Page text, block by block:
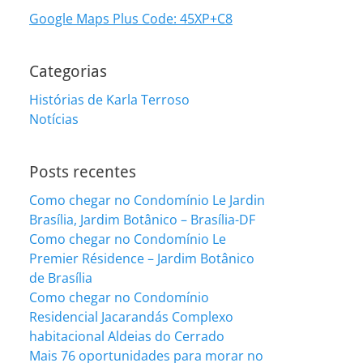
Google Maps Plus Code: 45XP+C8
Categorias
Histórias de Karla Terroso
Notícias
Posts recentes
Como chegar no Condomínio Le Jardin
Brasília, Jardim Botânico – Brasília-DF
Como chegar no Condomínio Le
Premier Résidence – Jardim Botânico
de Brasília
Como chegar no Condomínio
Residencial Jacarandás Complexo
habitacional Aldeias do Cerrado
Mais 76 oportunidades para morar no